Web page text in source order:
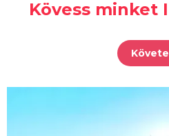
Kövess minket